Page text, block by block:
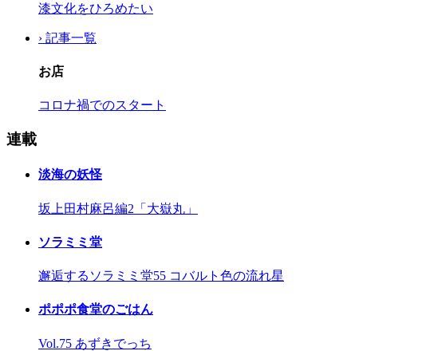
漆文化をひろめたい
› 記事一覧
お店
コロナ禍でのスタート
連載
淡海の妖怪
坂上田村麻呂編2「大嶽丸」
ソラミミ堂
邂逅するソラミミ堂55 コバルト色の流れ星
ポポポ食堂のごはん
Vol.75 あずきでっち